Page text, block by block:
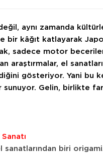
aynı zamanda
bir kâğıt katlayarak
sadece motor
araştırmalar, el
gösteriyor. Yani bu
sunuyor. Gelin, birlikte
biri origami.